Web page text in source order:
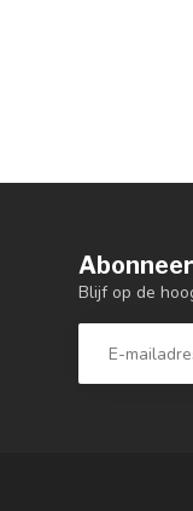
Blijf op de